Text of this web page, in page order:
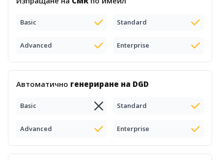
Basic Standard
Advanced Enterprise
Автоматично генериране на DGD
Basic Standard
Advanced Enterprise